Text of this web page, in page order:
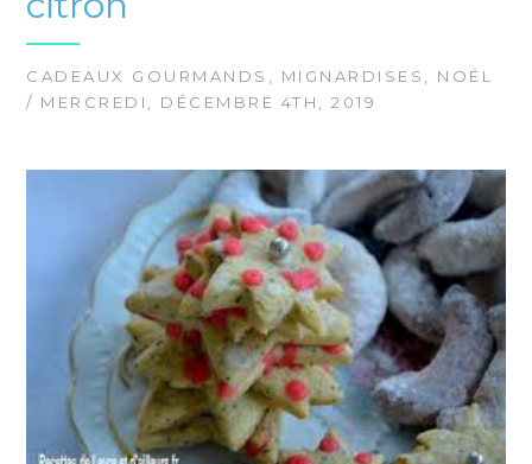
CADEAUX GOURMANDS MIGNARDISES
NOËL
/ MERCREDI, DÉCEMBRE 4TH, 2019